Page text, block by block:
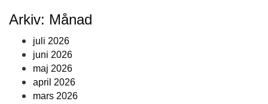
Arkiv: Månad
juli 2026
juni 2026
maj 2026
april 2026
mars 2026